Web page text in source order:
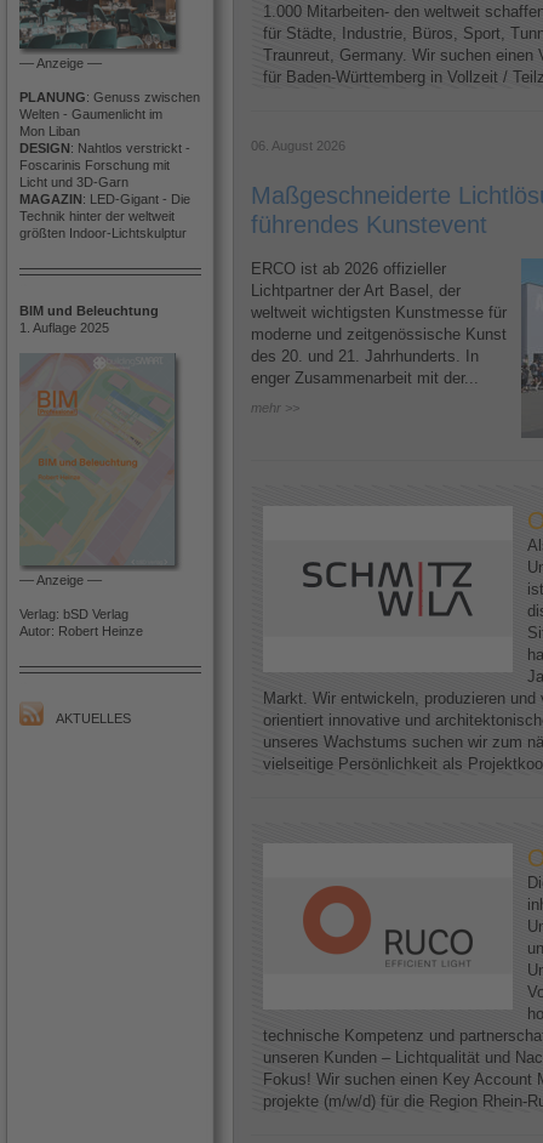
–– Anzeige ––
PLANUNG: Genuss zwischen
Welten - Gaumenlicht im
Mon Liban
DESIGN: Nahtlos verstrickt -
Foscarinis Forschung mit
Licht und 3D-Garn
MAGAZIN: LED-Gigant - Die
Technik hinter der weltweit
größten Indoor-Lichtskulptur
BIM und Beleuchtung
1. Auflage 2025
–– Anzeige ––
Verlag: bSD Verlag
Autor: Robert Heinze
AKTUELLES
1.000 Mitarbeiten- den weltweit
für Städte, Industrie, Büros, Sport,
Traunreut, Germany. Wir suchen einen
für Baden-Württemberg in Vollzeit /
06. August 2026
Maßgeschneiderte
führendes Kunstevent
ERCO ist ab 2026 offizieller
Lichtpartner der Art Basel, der
weltweit wichtigsten Kunstmesse für
moderne und zeitgenössische Kunst
des 20. und 21. Jahrhunderts. In
enger Zusammenarbeit mit der...
mehr >>
Markt. Wir entwickeln, produzieren
orientiert innovative und
unseres Wachstums suchen wir zum
vielseitige Persönlichkeit als
technische Kompetenz und
unseren Kunden – Lichtqualität und
Fokus! Wir suchen einen Key Account
projekte (m/w/d) für die Region Rhein-